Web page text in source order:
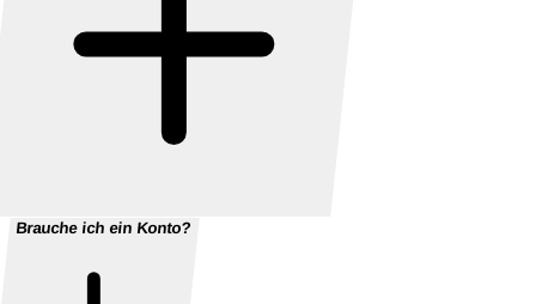
Brauche ich ein Konto?